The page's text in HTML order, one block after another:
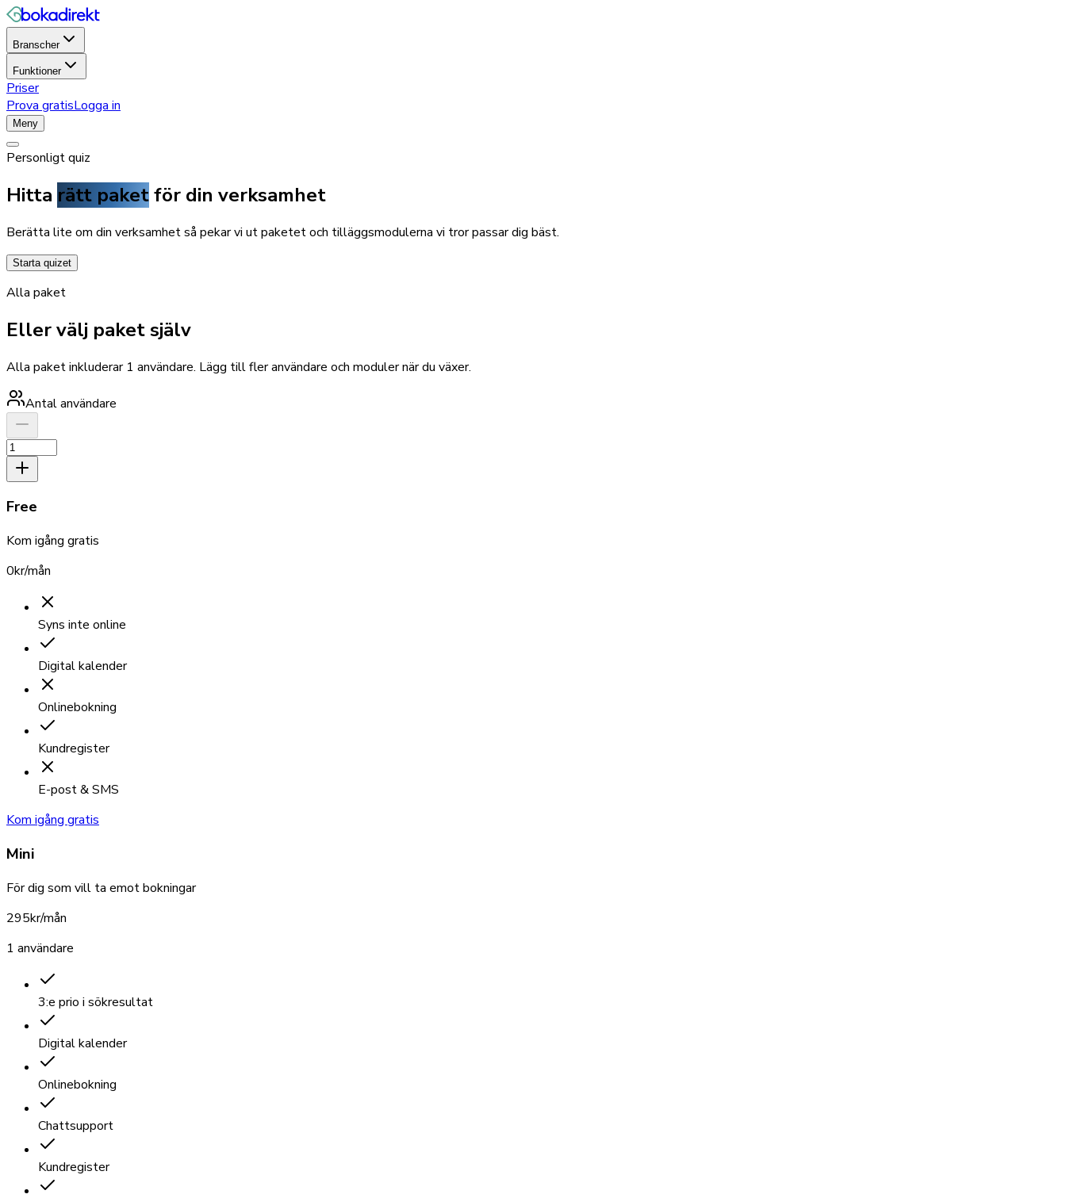
Branscher
Funktioner
Priser
Prova gratisLogga in
Meny
Personligt quiz
Hitta rätt paketför din verksamhet
Berätta lite om din verksamhet så pekar vi ut paketet och tilläggsmodulerna vi tror passar dig bäst.
Starta quizet
Alla paket
Eller välj paket själv
Alla paket inkluderar 1 användare. Lägg till fler användare och moduler när du växer.
Antal användare
Free
Kom igång gratis
0kr/mån
Syns inte online
Digital kalender
Onlinebokning
Kundregister
E-post & SMS
Kom igång gratis
Mini
För dig som vill ta emot bokningar
295kr/mån
1 användare
3:e prio i sökresultat
Digital kalender
Onlinebokning
Chattsupport
Kundregister